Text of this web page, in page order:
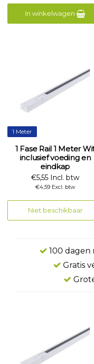
In winkelwagen
1 Meter
1 Fase Rail 1 Meter
inclusief voeding en
eindkap
€5,55 Incl. btw
€4,59 Excl. btw
Niet beschikbaar
100
Gratis